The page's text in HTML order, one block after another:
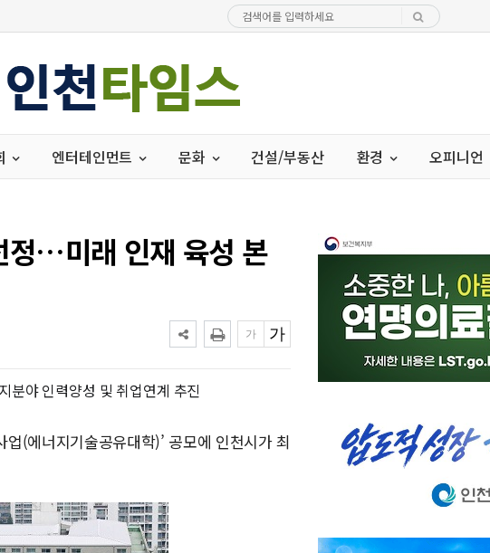
엔터테인먼트 문화 건설/부동산 환경 오피니언
정…미래 인재 육성 본
분야 인력양성 및 취업연계 추진
(에너지기술공유대학)’ 공모에 인천시가 최